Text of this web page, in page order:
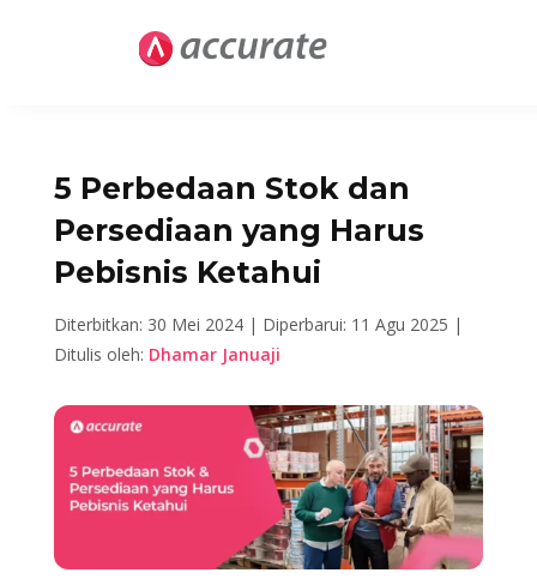
5 Perbedaan Stok dan
Persediaan yang Harus
Pebisnis Ketahui
Diterbitkan: 30 Mei 2024 | Diperbarui: 11 Agu 2025 |
Ditulis oleh: Dhamar Januaji